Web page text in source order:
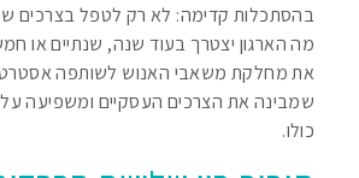
בהסתכלות קדימה: לא רק לטפל בצרכים
מה הארגון יצטרך בעוד שנה, שנתיים או
את מחלקת משאבי האנוש לשותפה
שמבינה את הצרכים העסקיים ומשפיעה
כולו.